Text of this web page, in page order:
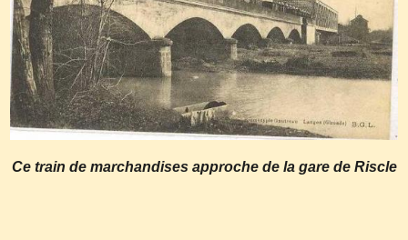
Ce train de marchandises approche de la gare de Riscle